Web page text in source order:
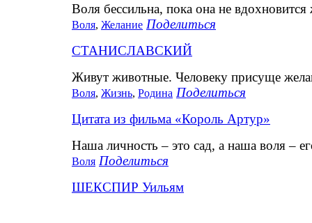
Воля бессильна, пока она не
Воля, Желание Поделиться
СТАНИСЛАВСКИЙ
Живут животные. Человеку присуще
Воля, Жизнь, Родина Поделиться
Цитата из фильма «Король Артур»
Наша личность – это сад, а наша воля –
Воля Поделиться
ШЕКСПИР Уильям